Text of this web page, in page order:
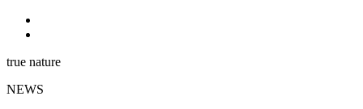
true nature
NEWS